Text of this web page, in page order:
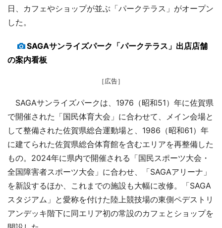
日、カフェやショップが並ぶ「パークテラス」がオープン
した。
SAGAサンライズパーク「パークテラス」出店店舗
の案内看板
［広告］
SAGAサンライズパークは、1976（昭和51）年に佐賀県
で開催された「国民体育大会」に合わせて、メイン会場と
して整備された佐賀県総合運動場と、1986（昭和61）年
に建てられた佐賀県総合体育館を含むエリアを再整備した
もの。2024年に県内で開催される「国民スポーツ大会・
全国障害者スポーツ大会」に合わせ、「SAGAアリーナ」
を新設するほか、これまでの施設も大幅に改修。「SAGA
スタジアム」と愛称を付けた陸上競技場の東側ペデストリ
アンデッキ階下に同エリア初の常設のカフェとショップを